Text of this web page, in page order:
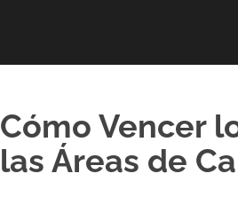
Cómo Vencer
las Áreas de